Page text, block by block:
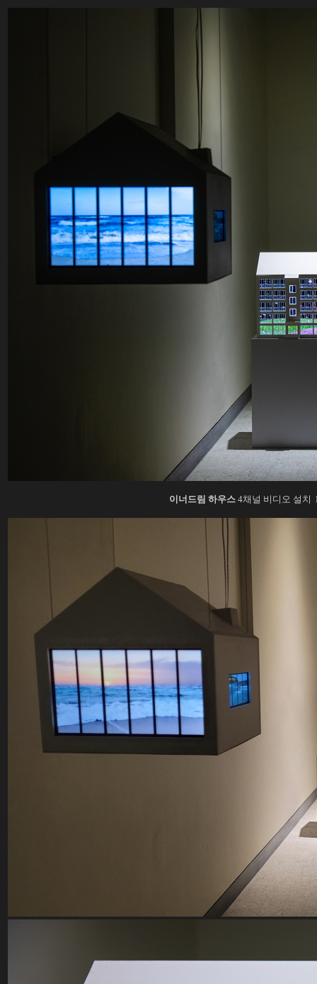
이너드림 하우스 4채널 비디오 설치